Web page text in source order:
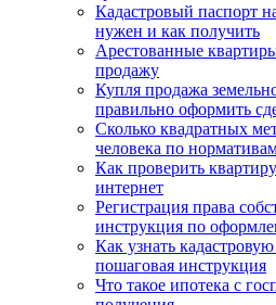
Кадастровый паспорт
нужен и как получить
Арестованные
продажу
Купля продажа
правильно оформить
Сколько квадратных
человека по
Как проверить
интернет
Регистрация права
инструкция по
Как узнать
пошаговая инструкция
Что такое ипотека с